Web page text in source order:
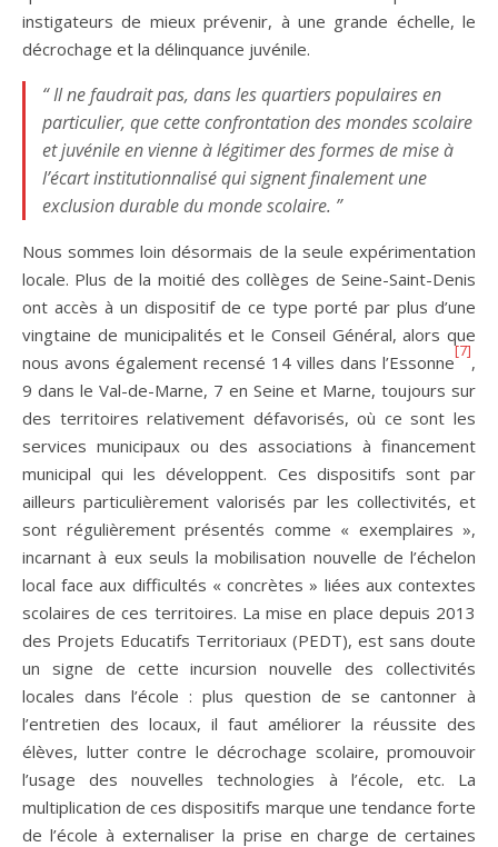
instigateurs de mieux prévenir, à une grande échelle, le
décrochage et la délinquance juvénile.
“ Il ne faudrait pas, dans les quartiers populaires en
particulier, que cette confrontation des mondes scolaire
et juvénile en vienne à légitimer des formes de mise à
l’écart institutionnalisé qui signent finalement une
exclusion durable du monde scolaire. ”
Nous sommes loin désormais de la seule expérimentation
locale. Plus de la moitié des collèges de Seine-Saint-Denis
ont accès à un dispositif de ce type porté par plus d’une
vingtaine de municipalités et le Conseil Général, alors que
nous avons également recensé 14 villes dans l’Essonne
[7]
,
9 dans le Val-de-Marne, 7 en Seine et Marne, toujours sur
des territoires relativement défavorisés, où ce sont les
services municipaux ou des associations à financement
municipal qui les développent. Ces dispositifs sont par
ailleurs particulièrement valorisés par les collectivités, et
sont régulièrement présentés comme « exemplaires »,
incarnant à eux seuls la mobilisation nouvelle de l’échelon
local face aux difficultés « concrètes » liées aux contextes
scolaires de ces territoires. La mise en place depuis 2013
des Projets Educatifs Territoriaux (PEDT), est sans doute
un signe de cette incursion nouvelle des collectivités
locales dans l’école : plus question de se cantonner à
l’entretien des locaux, il faut améliorer la réussite des
élèves, lutter contre le décrochage scolaire, promouvoir
l’usage des nouvelles technologies à l’école, etc. La
multiplication de ces dispositifs marque une tendance forte
de l’école à externaliser la prise en charge de certaines